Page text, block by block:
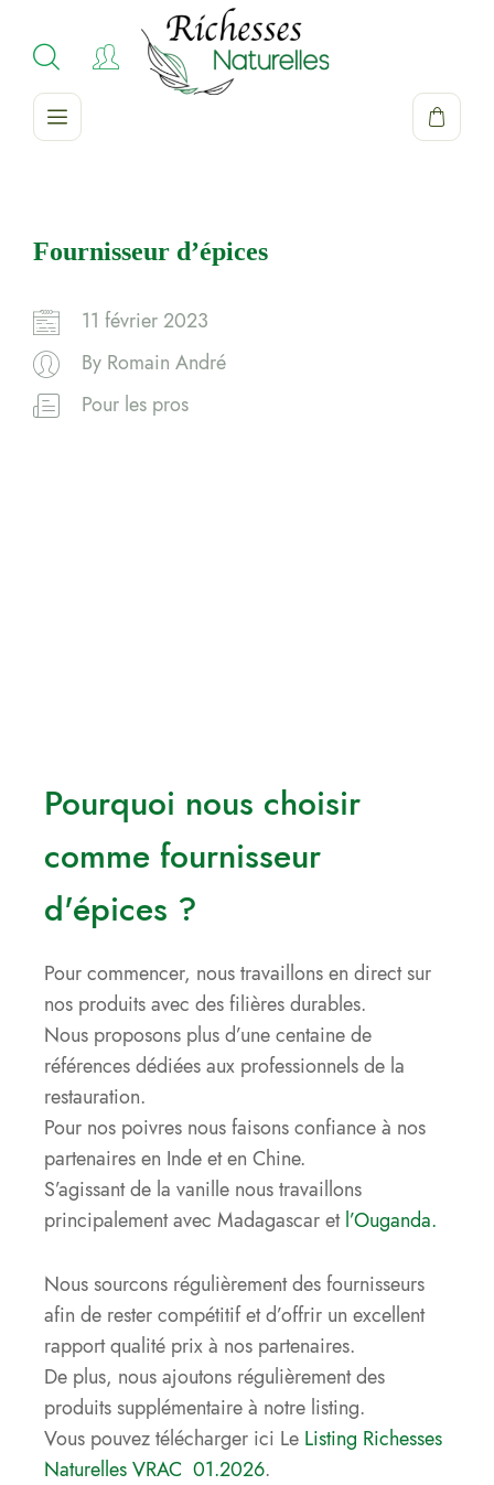
Fournisseur d’épices
11 février 2023
By Romain André
Pour les pros
Pourquoi nous choisir
comme fournisseur
d'épices ?
Pour commencer, nous travaillons en direct sur
nos produits avec des filières durables.
Nous proposons plus d’une centaine de
références dédiées aux professionnels de la
restauration.
Pour nos poivres nous faisons confiance à nos
partenaires en Inde et en Chine.
S’agissant de la vanille nous travaillons
principalement avec Madagascar etl’Ouganda.
Nous sourcons régulièrement des fournisseurs
afin de rester compétitif et d’offrir un excellent
rapport qualité prix à nos partenaires.
De plus, nous ajoutons régulièrement des
produits supplémentaire à notre listing.
Vous pouvez télécharger ici Le Listing Richesses
Naturelles VRAC 01.2026.